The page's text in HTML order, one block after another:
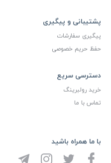
پشتیبانی و پیگیری
پیگیری سفارشات
حفظ حریم خصوصی
دسترسی سریع
خرید رولبرینگ
تماس با ما
با ما همراه باشید